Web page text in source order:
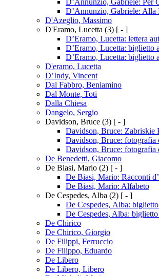
D’Annunzio, Gabriele: Alla
D'Azeglio, Massimo
D'Eramo, Lucetta (3) [ - ]
D’Eramo, Lucetta: lettera
D’Eramo, Lucetta: biglietto
D’Eramo, Lucetta: biglietto
D'eramo, Lucetta
D’Indy, Vincent
Dal Fabbro, Beniamino
Dal Monte, Toti
Dalla Chiesa
Dangelo, Sergio
Davidson, Bruce (3) [ - ]
Davidson, Bruce: Zabriskie
Davidson, Bruce: fotografia
Davidson, Bruce: fotografia
De Benedetti, Giacomo
De Biasi, Mario (2) [ - ]
De Biasi, Mario: Racconti
De Biasi, Mario: Alfabeto
De Cespedes, Alba (2) [ - ]
De Cespedes, Alba:
De Cespedes, Alba:
De Chirico
De Chirico, Giorgio
De Filippi, Ferruccio
De Filippo, Eduardo
De Libero
De Libero, Libero